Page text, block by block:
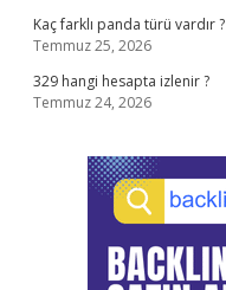
Kaç farklı panda türü vardır ?
Temmuz 25, 2026
329 hangi hesapta izlenir ?
Temmuz 24, 2026